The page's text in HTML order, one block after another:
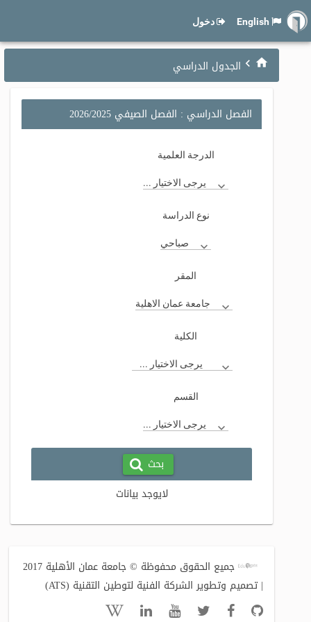
دخول
الجدول الدراسي
الفصل الدراسي : الفصل الصيفي 2026/2025
الدرجة العلمية
يرجى الاختيار ...
نوع الدراسة
صباحي
المقر
جامعة عمان الاهلية
الكلية
يرجى الاختيار ...
القسم
يرجى الاختيار ...
بحث
لايوجد بيانات
جميع الحقوق محفوظة © جامعة عمان الأهلية 2017
| تصميم وتطوير الشركة الفنية لتوطين التقنية (ATS)